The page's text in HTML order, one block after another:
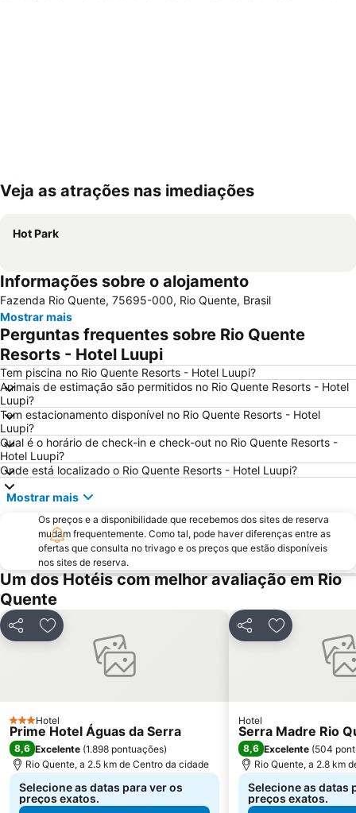
Ampliar mapa
Veja as atrações nas imediações
Hot Park
Informações sobre o alojamento
Fazenda Rio Quente, 75695-000, Rio Quente, Brasil
Mostrar mais
Perguntas frequentes sobre Rio Quente
Resorts - Hotel Luupi
Tem piscina no Rio Quente Resorts - Hotel Luupi?
Animais de estimação são permitidos no Rio Quente Resorts - Hotel
Luupi?
Tem estacionamento disponível no Rio Quente Resorts - Hotel
Luupi?
Qual é o horário de check-in e check-out no Rio Quente Resorts -
Hotel Luupi?
Onde está localizado o Rio Quente Resorts - Hotel Luupi?
Mostrar mais
Os preços e a disponibilidade que recebemos dos sites de reserva
mudam frequentemente. Como tal, pode haver diferenças entre as
ofertas que consulta no trivago e os preços que estão disponíveis
nos sites de reserva.
Um dos Hotéis com melhor avaliação em Rio
Quente
PartilharAdicionar aos favoritos
3 Estrelas
Hotel
Prime Hotel Águas da Serra
8,6 Excelente (1.898 pontuações)
Rio Quente, a 2.5 km de Centro da cidade
Selecione as datas para ver os
preços exatos.
PartilharAdicionar
Hotel
Serra Madre Rio
8,6 Excelente (504
Rio Quente, a 2.8 km
Selecione as datas
preços exatos.